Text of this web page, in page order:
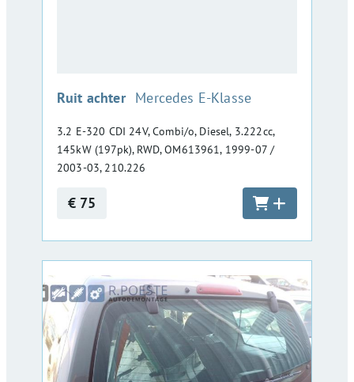
Ruit achter :Mercedes E-Klasse
3.2 E-320 CDI 24V, Combi/o, Diesel, 3.222cc,
145kW (197pk), RWD, OM613961, 1999-07 /
2003-03, 210.226
€ 75